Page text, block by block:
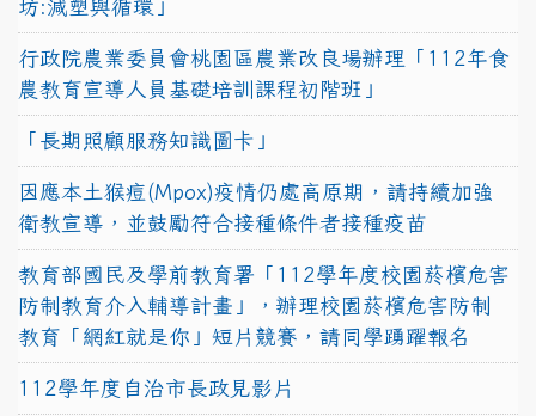
坊:減塑與循環」
行政院農業委員會桃園區農業改良場辦理「112年食
農教育宣導人員基礎培訓課程初階班」
「長期照顧服務知識圖卡」
因應本土猴痘(Mpox)疫情仍處高原期，請持續加強
衛教宣導，並鼓勵符合接種條件者接種疫苗
教育部國民及學前教育署「112學年度校園菸檳危害
防制教育介入輔導計畫」，辦理校園菸檳危害防制
教育「網紅就是你」短片競賽，請同學踴躍報名
112學年度自治市長政見影片